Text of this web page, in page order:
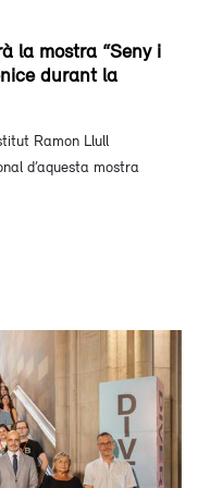
la mostra “Seny i
durant la
Ramon Llull
d’aquesta mostra